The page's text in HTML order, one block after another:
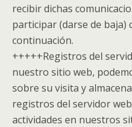
recibir dichas
participar (darse de baja)
continuación.
+++++Registros del
nuestro sitio web,
sobre su visita y
registros del servidor
actividades en nuestros